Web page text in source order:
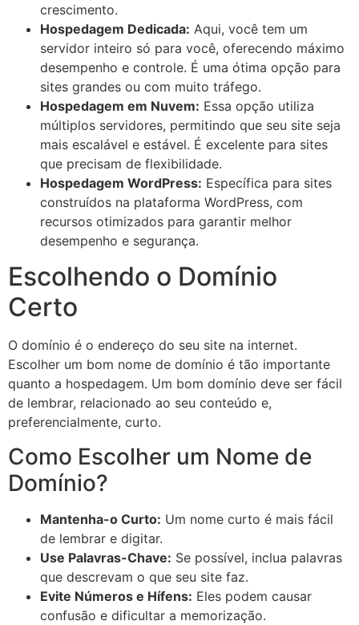
crescimento.
Hospedagem Dedicada: Aqui, você tem um
servidor inteiro só para você, oferecendo máximo
desempenho e controle. É uma ótima opção para
sites grandes ou com muito tráfego.
Hospedagem em Nuvem: Essa opção utiliza
múltiplos servidores, permitindo que seu site seja
mais escalável e estável. É excelente para sites
que precisam de flexibilidade.
Hospedagem WordPress: Específica para sites
construídos na plataforma WordPress, com
recursos otimizados para garantir melhor
desempenho e segurança.
Escolhendo o Domínio
Certo
O domínio é o endereço do seu site na internet.
Escolher um bom nome de domínio é tão importante
quanto a hospedagem. Um bom domínio deve ser fácil
de lembrar, relacionado ao seu conteúdo e,
preferencialmente, curto.
Como Escolher um Nome de
Domínio?
Mantenha-o Curto: Um nome curto é mais fácil
de lembrar e digitar.
Use Palavras-Chave: Se possível, inclua palavras
que descrevam o que seu site faz.
Evite Números e Hífens: Eles podem causar
confusão e dificultar a memorização.